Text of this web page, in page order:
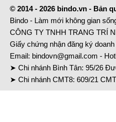
© 2014 - 2026 bindo.vn - Bản
Bindo - Làm mới không gian
CÔNG TY TNHH TRANG TRÍ
Giấy chứng nhận đăng ký
Email: bindovn@gmail.com -
➤ Chi nhánh Bình Tân: 95/26
➤ Chi nhánh CMT8: 609/21